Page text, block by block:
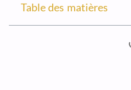
Table des matières